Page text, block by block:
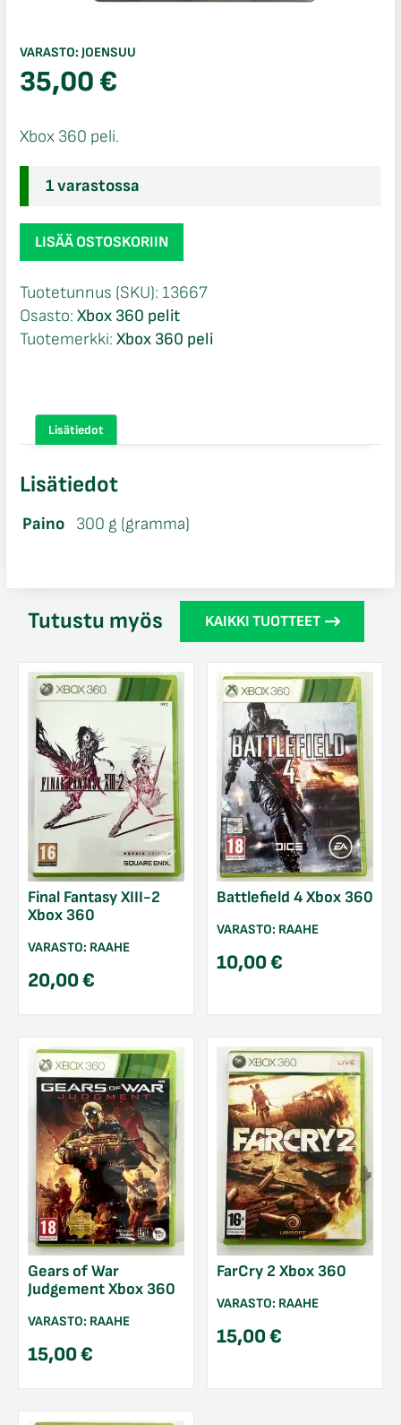
VARASTO: JOENSUU
35,00€
Xbox 360 peli.
1 varastossa
Aliens
vs.
Steelbook
Xbox
360
LISÄÄ OSTOSKORIIN
Tuotetunnus (SKU): 13667
Osasto: Xbox 360 pelit
Tuotemerkki: Xbox 360 peli
Lisätiedot
Lisätiedot
Paino 300 g (gramma)
Tutustu myös KAIKKI TUOTTEET
Final Fantasy XIII-2
Xbox 360
VARASTO: RAAHE
20,00€
Battlefield 4 Xbox 360
VARASTO: RAAHE
10,00€
Gears of War
Judgement Xbox 360
VARASTO: RAAHE
15,00€
FarCry 2 Xbox 360
VARASTO: RAAHE
15,00€